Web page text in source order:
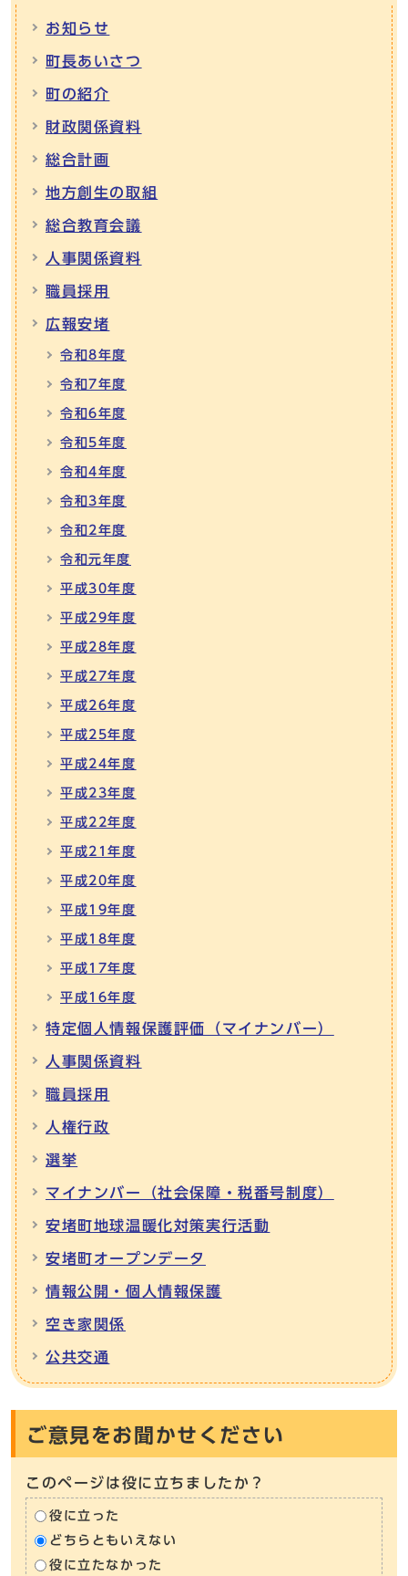
お知らせ
町長あいさつ
町の紹介
財政関係資料
総合計画
地方創生の取組
総合教育会議
人事関係資料
職員採用
広報安堵
令和8年度
令和7年度
令和6年度
令和5年度
令和4年度
令和3年度
令和2年度
令和元年度
平成30年度
平成29年度
平成28年度
平成27年度
平成26年度
平成25年度
平成24年度
平成23年度
平成22年度
平成21年度
平成20年度
平成19年度
平成18年度
平成17年度
平成16年度
特定個人情報保護評価（マイナンバー）
人事関係資料
職員採用
人権行政
選挙
マイナンバー（社会保障・税番号制度）
安堵町地球温暖化対策実行活動
安堵町オープンデータ
情報公開・個人情報保護
空き家関係
公共交通
ご意見をお聞かせください
このページは役に立ちましたか？
役に立った
どちらともいえない
役に立たなかった